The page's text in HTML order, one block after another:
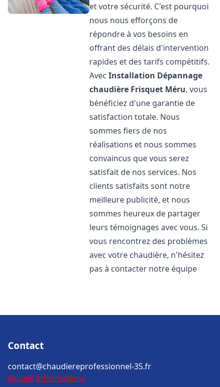
et votre sécurité. C'est pourquoi
nous nous efforçons de
répondre à vos besoins en
offrant des délais d'intervention
rapides et des tarifs compétitifs.
AvecInstallation Dépannage
chaudière Frisquet Méru, vous
bénéficiez d'une garantie de
satisfaction totale. Nous
sommes fiers de nos
réalisations et nous sommes
convaincus que vous serez
satisfait de nos services. Nos
clients satisfaits sont notre
meilleure publicité, et nous
sommes heureux de partager
leurs témoignages avec vous. Si
vous rencontrez des problèmes
avec votre chaudière, n'hésitez
pas à contacter notre équipe
Contact
contact@chaudiereprofessionnel-35.fr
Accueil Informations